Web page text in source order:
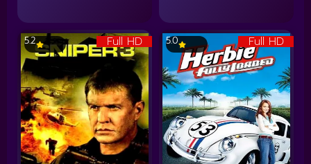
Full HD
5.2 Full HD
5.0